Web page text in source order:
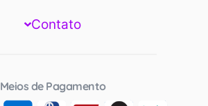
Contato
Meios de Pagamento